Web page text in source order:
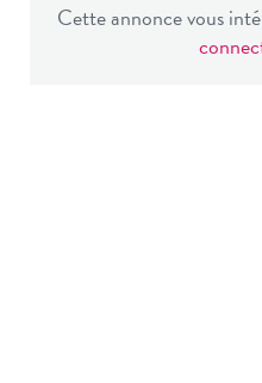
Cette annonce vous